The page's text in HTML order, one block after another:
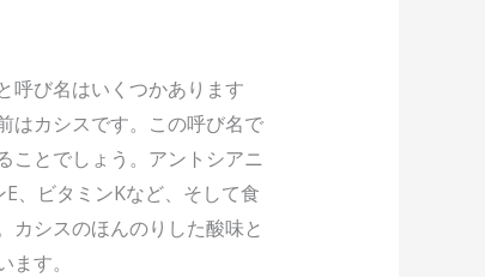
呼び名はいくつかあります
はカシスです。この呼び名で
ことでしょう。アントシアニ
、ビタミンKなど、そして食
カシスのほんのりした酸味と
す。